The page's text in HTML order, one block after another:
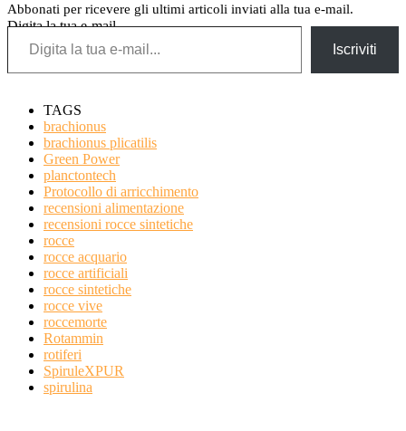
Abbonati per ricevere gli ultimi articoli inviati alla tua e-mail.
Digita la tua e-mail...
Iscriviti
TAGS
brachionus
brachionus plicatilis
Green Power
planctontech
Protocollo di arricchimento
recensioni alimentazione
recensioni rocce sintetiche
rocce
rocce acquario
rocce artificiali
rocce sintetiche
rocce vive
roccemorte
Rotammin
rotiferi
SpiruleXPUR
spirulina